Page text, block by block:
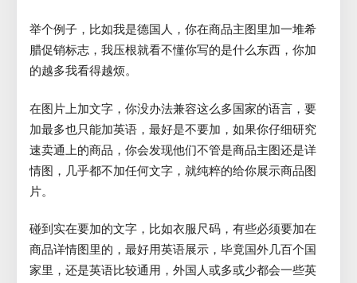
举个例子，比如我是德国人，你在商品主图里加一堆希
腊促销标志，我压根就看不懂你写的是什么东西，你加
的越多我看得越烦。
在图片上加文字，你没办法兼容这么多国家的语言，要
加最多也只能加英语，最好是不要加，如果你仔细研究
速卖通上的商品，你会发现他们不管是商品主图还是详
情图，几乎都不加任何文字，就纯粹的给你展示商品图
片。
碰到实在要加的文字，比如衣服尺码，有些必须要加在
商品详情图里的，最好用英语展示，毕竟国外几百个国
家里，还是英语比较通用，外国人或多或少都会一些英